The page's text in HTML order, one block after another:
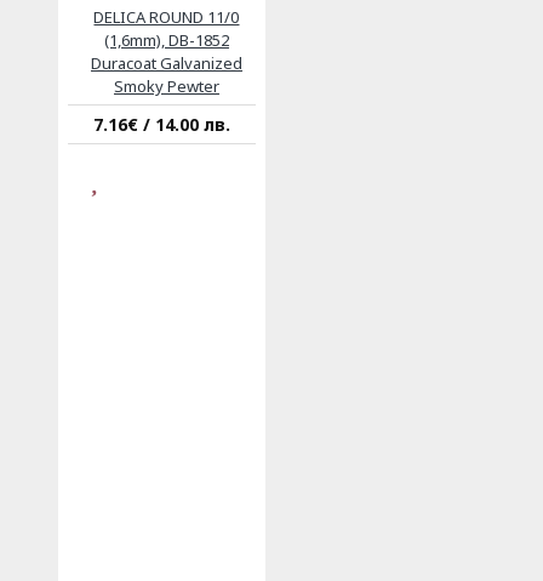
DELICA ROUND 11/0
(1,6mm), DB-1852
Duracoat Galvanized
Smoky Pewter
7.16€ / 14.00 лв.